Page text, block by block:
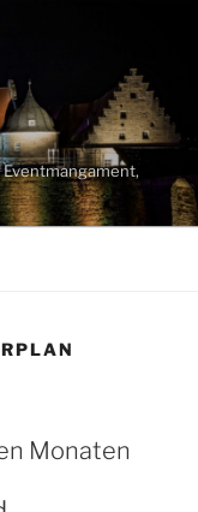
Monaten